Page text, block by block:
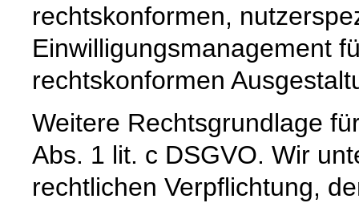
rechtskonformen,
Einwilligungsmanagement
rechtskonformen
Weitere Rechtsgrundlage
Abs. 1 lit. c DSGVO. Wir
rechtlichen Verpflichtung,